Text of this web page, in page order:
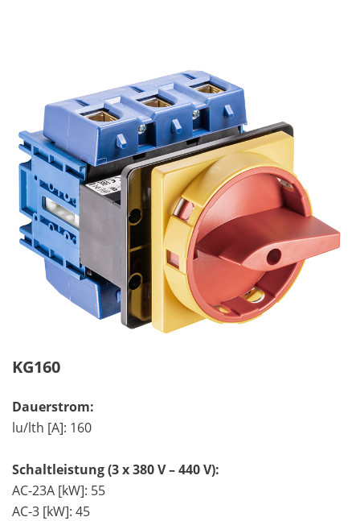
KG160
Dauerstrom:
lu/lth [A]: 160
Schaltleistung (3 x 380 V – 440 V):
AC-23A [kW]: 55
AC-3 [kW]: 45